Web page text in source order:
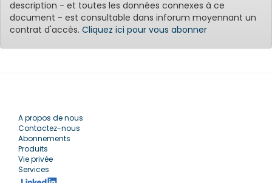
description - et toutes les données connexes à ce
document - est consultable dans inforum moyennant un
contrat d'accès. Cliquez ici pour vous abonner
A propos de nous
Contactez-nous
Abonnements
Produits
Vie privée
Services